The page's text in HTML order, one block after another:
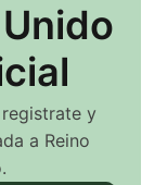
y
a Reino